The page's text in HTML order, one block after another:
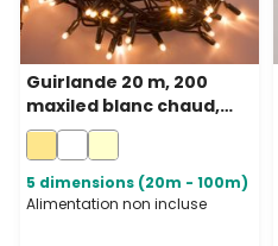
Guirlande 20 m, 200
maxiled blanc chaud,
câble vert,
prolongeable, IP67
5 dimensions (20m - 100m)
Alimentation non incluse